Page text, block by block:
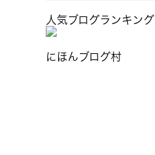
人気ブログランキング
にほんブログ村